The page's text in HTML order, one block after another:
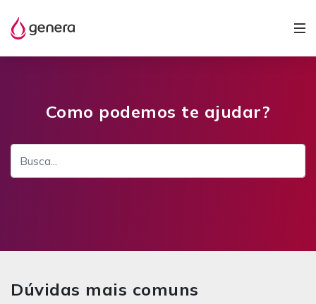
Como podemos te ajudar?
Dúvidas mais comuns